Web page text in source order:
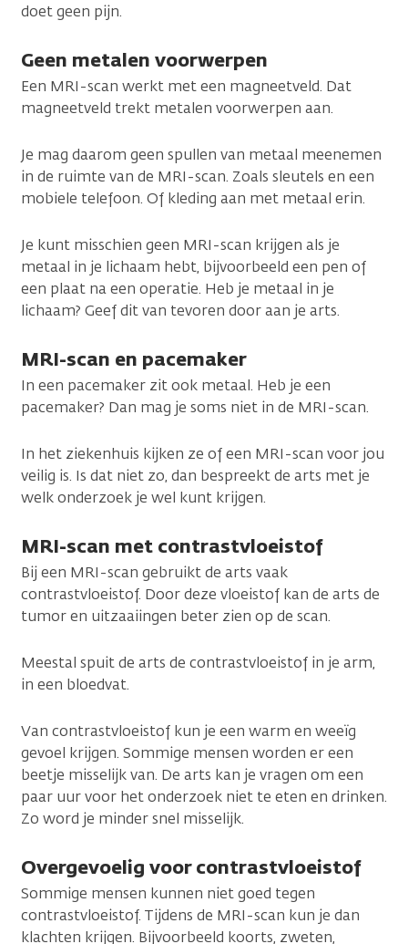
doet geen pijn.
Geen metalen voorwerpen
Een MRI-scan werkt met een magneetveld. Dat
magneetveld trekt metalen voorwerpen aan.
Je mag daarom geen spullen van metaal meenemen
in de ruimte van de MRI-scan. Zoals sleutels en een
mobiele telefoon. Of kleding aan met metaal erin.
Je kunt misschien geen MRI-scan krijgen als je
metaal in je lichaam hebt, bijvoorbeeld een pen of
een plaat na een operatie. Heb je metaal in je
lichaam? Geef dit van tevoren door aan je arts.
MRI-scan en pacemaker
In een pacemaker zit ook metaal. Heb je een
pacemaker? Dan mag je soms niet in de MRI-scan.
In het ziekenhuis kijken ze of een MRI-scan voor jou
veilig is. Is dat niet zo, dan bespreekt de arts met je
welk onderzoek je wel kunt krijgen.
MRI-scan met contrastvloeistof
Bij een MRI-scan gebruikt de arts vaak
contrastvloeistof. Door deze vloeistof kan de arts de
tumor en uitzaaiingen beter zien op de scan.
Meestal spuit de arts de contrastvloeistof in je arm,
in een bloedvat.
Van contrastvloeistof kun je een warm en weeïg
gevoel krijgen. Sommige mensen worden er een
beetje misselijk van. De arts kan je vragen om een
paar uur voor het onderzoek niet te eten en drinken.
Zo word je minder snel misselijk.
Overgevoelig voor contrastvloeistof
Sommige mensen kunnen niet goed tegen
contrastvloeistof. Tijdens de MRI-scan kun je dan
klachten krijgen. Bijvoorbeeld koorts, zweten,